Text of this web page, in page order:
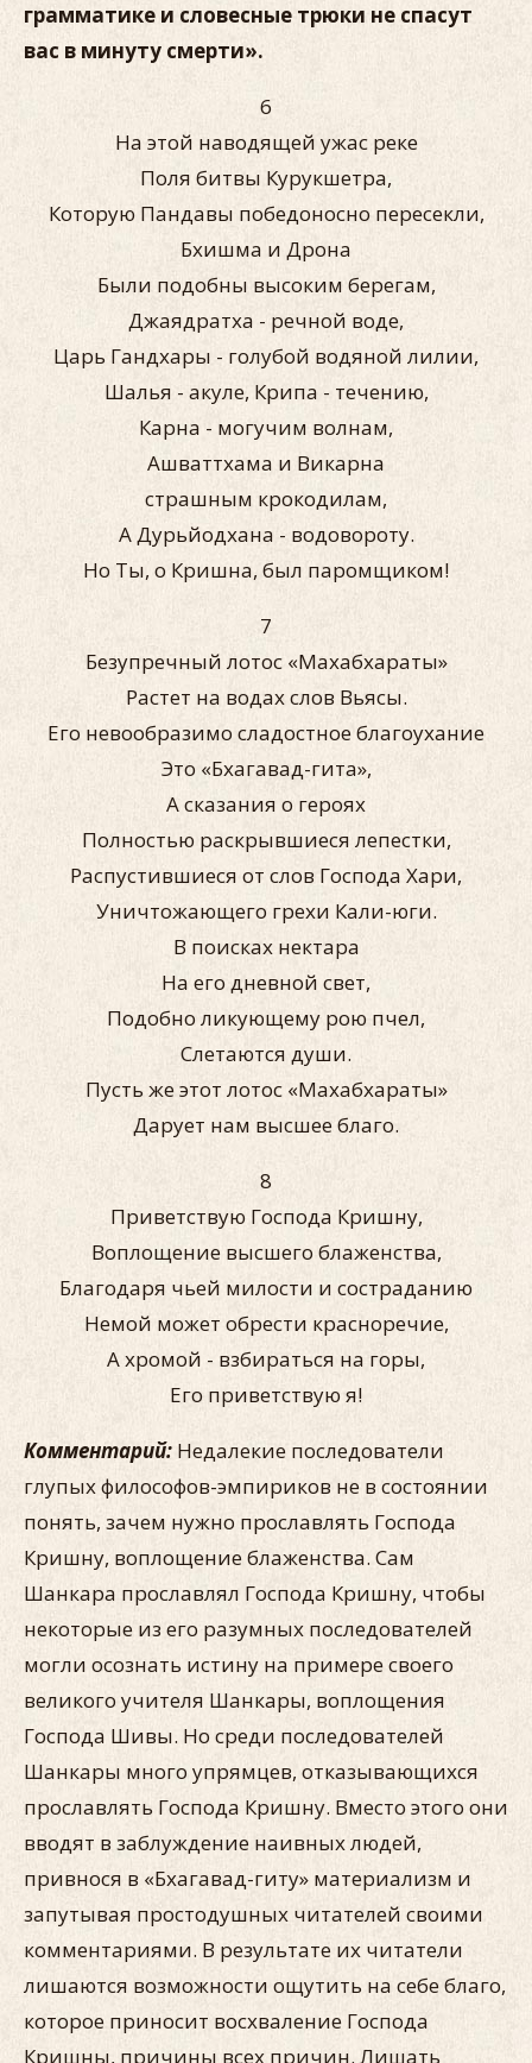
грамматике и словесные трюки не спасут
вас в минуту смерти».
6
На этой наводящей ужас реке
Поля битвы Курукшетра,
Которую Пандавы победоносно пересекли,
Бхишма и Дрона
Были подобны высоким берегам,
Джаядратха - речной воде,
Царь Гандхары - голубой водяной лилии,
Шалья - акуле, Крипа - течению,
Карна - могучим волнам,
Ашваттхама и Викарна
страшным крокодилам,
А Дурьйодхана - водовороту.
Но Ты, о Кришна, был паромщиком!
7
Безупречный лотос «Махабхараты»
Растет на водах слов Вьясы.
Его невообразимо сладостное благоухание
Это «Бхагавад-гита»,
А сказания о героях
Полностью раскрывшиеся лепестки,
Распустившиеся от слов Господа Хари,
Уничтожающего грехи Кали-юги.
В поисках нектара
На его дневной свет,
Подобно ликующему рою пчел,
Слетаются души.
Пусть же этот лотос «Махабхараты»
Дарует нам высшее благо.
8
Приветствую Господа Кришну,
Воплощение высшего блаженства,
Благодаря чьей милости и состраданию
Немой может обрести красноречие,
А хромой - взбираться на горы,
Его приветствую я!
Комментарий: Недалекие последователи
глупых философов-эмпириков не в состоянии
понять, зачем нужно прославлять Господа
Кришну, воплощение блаженства. Сам
Шанкара прославлял Господа Кришну, чтобы
некоторые из его разумных последователей
могли осознать истину на примере своего
великого учителя Шанкары, воплощения
Господа Шивы. Но среди последователей
Шанкары много упрямцев, отказывающихся
прославлять Господа Кришну. Вместо этого они
вводят в заблуждение наивных людей,
привнося в «Бхагавад-гиту» материализм и
запутывая простодушных читателей своими
комментариями. В результате их читатели
лишаются возможности ощутить на себе благо,
которое приносит восхваление Господа
Кришны, причины всех причин. Лишать